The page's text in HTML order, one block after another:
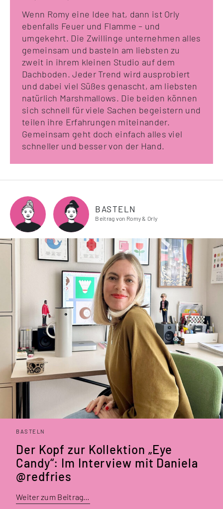
Wenn Romy eine Idee hat, dann ist Orly
ebenfalls Feuer und Flamme – und
umgekehrt. Die Zwillinge unternehmen alles
gemeinsam und basteln am liebsten zu
zweit in ihrem kleinen Studio auf dem
Dachboden. Jeder Trend wird ausprobiert
und dabei viel Süßes genascht, am liebsten
natürlich Marshmallows. Die beiden können
sich schnell für viele Sachen begeistern und
teilen ihre Erfahrungen miteinander.
Gemeinsam geht doch einfach alles viel
schneller und besser von der Hand.
BASTELN
Beitrag von Romy & Orly
BASTELN
Der Kopf zur Kollektion „Eye
Candy“: Im Interview mit Daniela
@redfries
Weiter zum Beitrag…